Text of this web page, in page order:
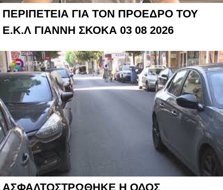
ΠΕΡΙΠΕΤΕΙΑ ΓΙΑ ΤΟΝ ΠΡΟΕΔΡΟ ΤΟΥ
Ε.Κ.Λ ΓΙΑΝΝΗ ΣΚΟΚΑ 03 08 2026
ΑΣΦΑΛΤΟΣΤΡΩΘΗΚΕ Η ΟΔΟΣ